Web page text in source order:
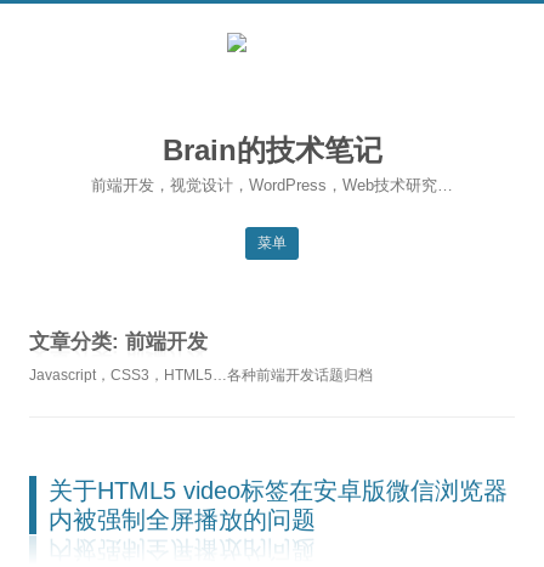
Brain的技术笔记
前端开发，视觉设计，WordPress，Web技术研究…
菜单
SEO
文章分类: 前端开发
Javascript，CSS3，HTML5…各种前端开发话题归档
关于HTML5 video标签在安卓版微信浏览器
内被强制全屏播放的问题